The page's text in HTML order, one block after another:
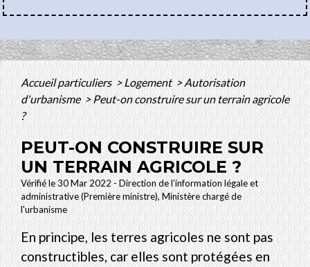
Accueil particuliers>Logement>Autorisation
d'urbanisme > Peut-on construire sur un terrain agricole
?
PEUT-ON CONSTRUIRE SUR
UN TERRAIN AGRICOLE ?
Vérifié le 30 Mar 2022 - Direction de l'information légale et
administrative (Première ministre), Ministère chargé de
l'urbanisme
En principe, les terres agricoles ne sont pas
constructibles, car elles sont protégées en